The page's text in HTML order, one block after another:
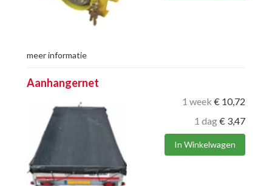
meer informatie
Aanhangernet
1 week € 10,72
1 dag€ 3,47
In Winkelwagen